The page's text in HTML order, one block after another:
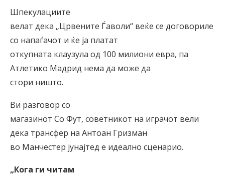
Шпекулациите
велат дека „Црвените Ѓаволи“ веќе се договориле
со напаѓачот и ќе ја платат
откупната клаузула од 100 милиони евра, па
Атлетико Мадрид нема да може да
стори ништо.
Ви разговор со
магазинот Со Фут, советникот на играчот вели
дека трансфер на Антоан Гризман
во Манчестер јунајтед е идеално сценарио.
„Кога ги читам